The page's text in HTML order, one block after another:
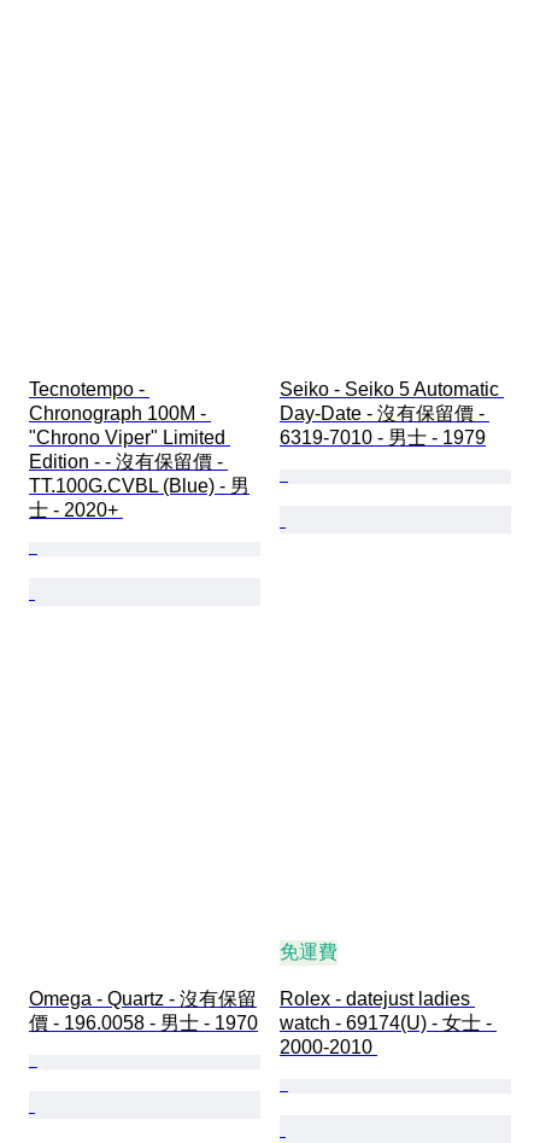
Tecnotempo -
Chronograph 100M -
"Chrono Viper" Limited
Edition - - 沒有保留價 -
TT.100G.CVBL (Blue) - 男
士 - 2020+
Seiko - Seiko 5 Automatic
Day-Date - 沒有保留價 -
6319-7010 - 男士 - 1979
Omega - Quartz - 沒有保留
價 - 196.0058 - 男士 - 1970
免運費
Rolex - datejust ladies
watch - 69174(U) - 女士 -
2000-2010